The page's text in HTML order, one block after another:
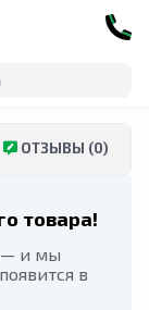
средства
ОТЗЫВЫ (0)
товара!
— и мы
в